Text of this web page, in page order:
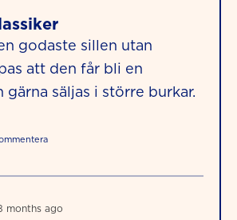
godaste sillen utan
att den får bli en
gärna säljas i större burkar.
months ago